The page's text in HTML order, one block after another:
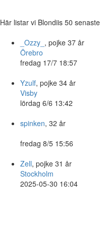
Här listar vi Blondiis 50
_Ozzy_ , pojke 37 år
Örebro
fredag 17/7 18:57
Yzulf, pojke 34 år
Visby
lördag 6/6 13:42
spinken, 32 år
fredag 8/5 15:56
Zell, pojke 31 år
Stockholm
2025-05-30 16:04